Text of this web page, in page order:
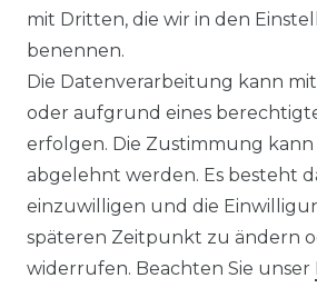
Impressum
mit Dritten, die wir in den
benennen.
Die Datenverarbeitung kann
oder aufgrund eines
erfolgen. Die Zustimmung
abgelehnt werden. Es besteht
einzuwilligen und die
späteren Zeitpunkt zu ändern
widerrufen. Beachten Sie unser